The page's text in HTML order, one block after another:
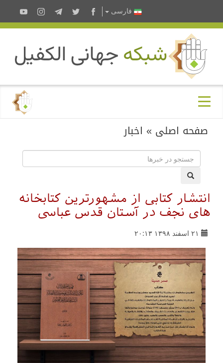
فارسى
صفحه اصلی » اخبار
انتشار کتابی از مشهورترین کتابخانه
های نجف در آستان قدس عباسی
۲۱ اسفند ۱۳۹۸ ۲۰:۱۳